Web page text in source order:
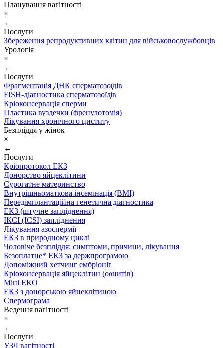
Планування вагітності
×
←
Послуги
Збереження репродуктивних клітин для військовослужбовців
Урологія
×
←
Послуги
Фрагментація ДНК сперматозоїдів
FISH-діагностика сперматозоїдів
Кріоконсервація сперми
Пластика вуздечки (френулотомія)
Лікування хронічного циститу
Безпліддя у жінок
×
←
Послуги
Кріопротокол ЕКЗ
Донорство яйцеклітини
Сурогатне материнство
Внутрішньоматкова інсемінація (ВМІ)
Передімплантаційна генетична діагностика
ЕКЗ (штучне запліднення)
ІКСІ (ICSI) запліднення
Лікування азоспермії
ЕКЗ в природному циклі
Чоловіче безпліддя: симптоми, причини, лікування
Безоплатне* ЕКЗ за держпрограмою
Допоміжний хетчинг ембріонів
Кріоконсервація яйцеклітин (ооцитів)
Міні ЕКО
ЕКЗ з донорською яйцеклітиною
Спермограма
Ведення вагітності
×
←
Послуги
УЗД вагітності